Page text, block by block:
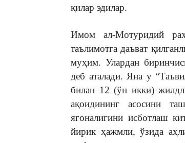
қилар эдилар.
Имом ал-Мотуридий
таълимотга даъват
муҳим. Улардан
деб аталади. Яна у
билан 12 (ўн икки)
ақоидининг асосини
ягоналигини исботлаш
йирик ҳажмли, ўзида